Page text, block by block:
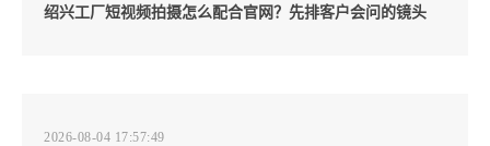
绍兴工厂短视频拍摄怎么配合官网？先排客户会问的镜头
2026-08-04 17:57:49